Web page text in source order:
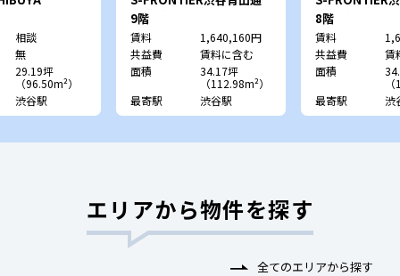
相談
無
29.19坪
（96.50m²）
渋谷駅
り （旧：ｴｷｽﾊﾟｰﾄｵﾌｨｽ渋
谷）
9階
賃料
1,640,160円
共益費
賃料に含む
面積
34.17坪
（112.98m²）
最寄駅
渋谷駅
り （旧：ｴｷｽﾊ
谷）
8階
賃料
共益費
賃
面積
最寄駅
渋
エリアから物件を探す
全てのエリアから探す